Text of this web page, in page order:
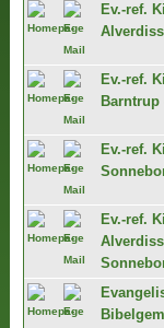
Ev.-ref.
Ev.-ref.
Barntrup
Ev.-ref.
Ev.-ref.